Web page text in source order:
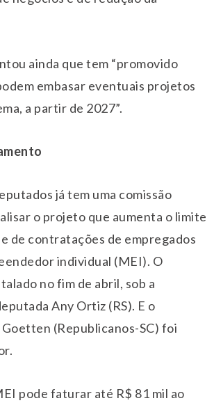
ainda que tem “promovido
embasar eventuais projetos
a partir de 2027”.
já tem uma comissão
o projeto que aumenta o limite
de contratações de empregados
individual (MEI). O
no fim de abril, sob a
Any Ortiz (RS). E o
(Republicanos-SC) foi
pode faturar até R$ 81 mil ao